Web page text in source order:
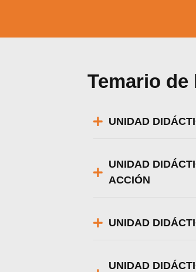
Temario de
UNIDAD
UNIDAD
ACCIÓN
UNIDAD
UNIDAD